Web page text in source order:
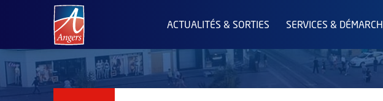
Angers.fr : Retour à l'accueil
ACTUALITÉS & SORTIES SERVICES &